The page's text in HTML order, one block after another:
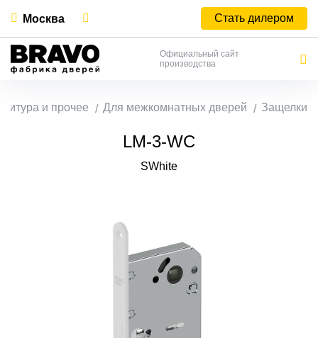
Москва Стать дилером
Официальный сайт
производства
и прочее Для межкомнатных дверей Защелки
LM-3-WC
SWhite